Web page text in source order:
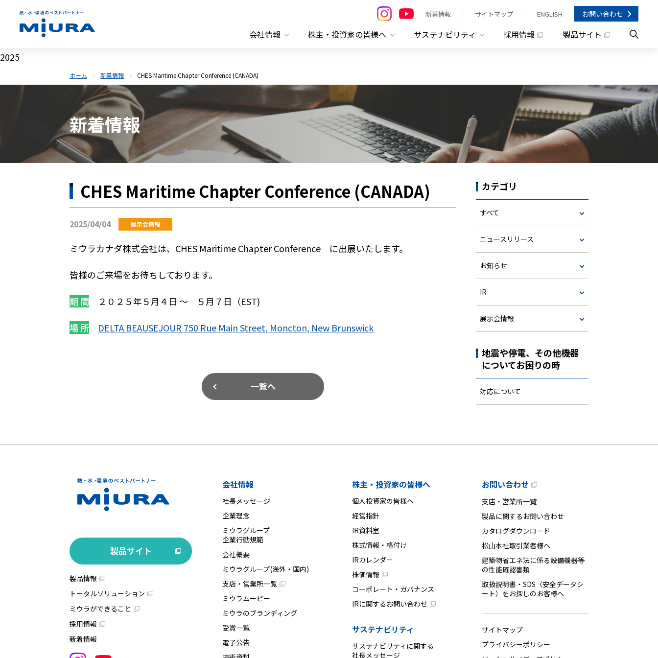
新着情報 サイトマップ ENGLISH お問い合わせ
会社情報 株主・投資家の皆様へ サステナビリティ 採用情報 製品サイト
2025
ホーム 新着情報 CHES Maritime Chapter Conference (CANADA)
新着情報
CHES Maritime Chapter Conference (CANADA)
2025/04/04 展示会情報
ミウラカナダ株式会社は、CHES Maritime Chapter Conference に出展いたします。
皆様のご来場をお待ちしております。
期 間 ２０２５年５月４日 ～ ５月７日（EST)
場 所 DELTA BEAUSEJOUR 750 Rue Main Street, Moncton, New Brunswick
一覧へ
カテゴリ
すべて
ニュースリリース
お知らせ
IR
展示会情報
地震や停電、その他機器
についてお困りの時
対応について
製品サイト
製品情報
トータルソリューション
ミウラができること
採用情報
新着情報
会社情報
社長メッセージ
企業理念
ミウラグループ
企業行動規範
会社概要
ミウラグループ(海外・国内)
支店・営業所一覧
ミウラムービー
ミウラのブランディング
受賞一覧
電子公告
株主・投資家の皆様へ
個人投資家の皆様へ
経営指針
IR資料室
株式情報・格付け
IRカレンダー
株価情報
コーポレート・ガバナンス
IRに関するお問い合わせ
サステナビリティ
サステナビリティに関する
社長メッセージ
お問い合わせ
支店・営業所一覧
製品に関するお問い合わせ
カタログダウンロード
松山本社取引業者様へ
建築物省エネ法に係る設備機器等
の性能確認書類
取扱説明書・SDS（安全データシ
ート）をお探しのお客様へ
サイトマップ
プライバシーポリシー